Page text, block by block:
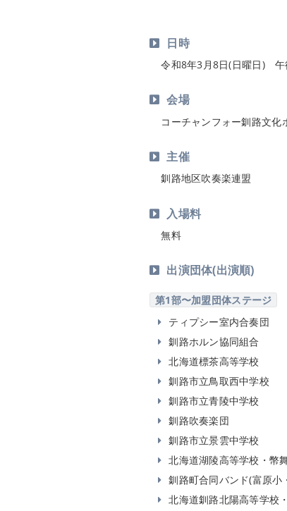
日時
令和8年3月8日(日曜日) 午
会場
コーチャンフォー釧路文化
主催
釧路地区吹奏楽連盟
入場料
無料
出演団体(出演順)
第1部〜加盟団体ステージ
ティプシー室内合奏団
釧路ホルン協同組合
北海道標茶高等学校
釧路市立鳥取西中学校
釧路市立青陵中学校
釧路吹奏楽団
釧路市立景雲中学校
北海道湖陵高等学校・幣
釧路町合同バンド(富原小
北海道釧路北陽高等学校